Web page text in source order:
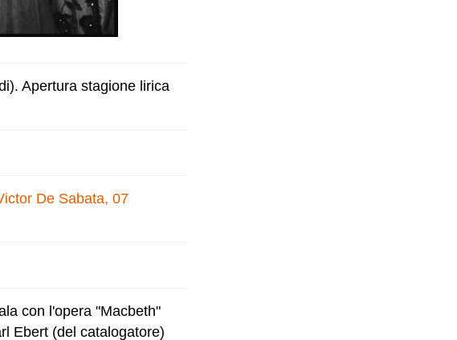
Apertura stagione lirica
De Sabata, 07
con l'opera "Macbeth"
Ebert (del catalogatore)